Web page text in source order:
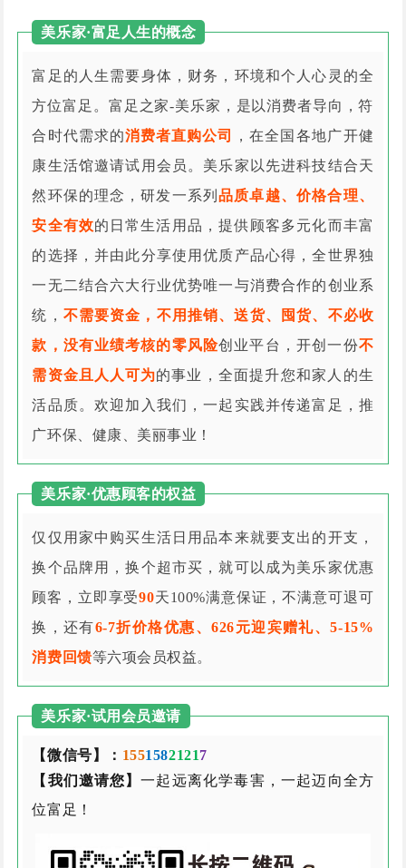
美乐家·富足人生的概念
富足的人生需要身体，财务，环境和个人心灵的全
方位富足。富足之家-美乐家，是以消费者导向，符
合时代需求的消费者直购公司
，在全国各地广开健
康生活馆邀请试用会员。美乐家以先进科技结合天
然环保的理念，研发一系列 品质卓越、价格合理、
安全有效的日常生活用品，提供顾客多元化而丰富
的选择，并由此分享使用优质产品心得，全世界独
一无二结合六大行业优势唯一与消费合作的创业系
统， 不需要资金，不用推销、送货、囤货、不必收
款，没有业绩考核的零风险创业平台，开创一份不
需资金且人人可为的事业，全面提升您和家人的生
活品质。欢迎加入我们，一起实践并传递富足，推
广环保、健康、美丽事业！
美乐家·优惠顾客的权益
仅仅用家中购买生活日用品本来就要支出的开支，
换个品牌用，换个超市买，就可以成为美乐家优惠
顾客，立即享受90天100%满意保证，不满意可退可
换，还有6-7折价格优惠、626元迎宾赠礼、5-15%
消费回馈等六项会员权益。
美乐家·试用会员邀请
【微信号】： 15515821217
【我们邀请您】一起远离化学毒害，一起迈向全方
位富足！